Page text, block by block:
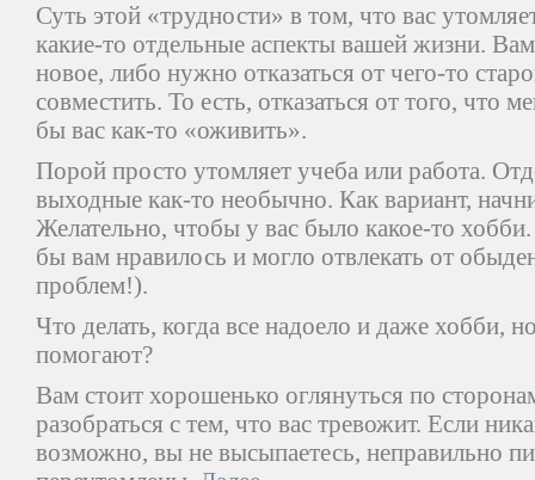
Суть этой «трудности» в том, что вас
какие-то отдельные аспекты вашей жизни.
новое, либо нужно отказаться от чего-то
совместить. То есть, отказаться от того, что
бы вас как-то «оживить».
Порой просто утомляет учеба или работа.
выходные как-то необычно. Как вариант,
Желательно, чтобы у вас было какое-то
бы вам нравилось и могло отвлекать от
проблем!).
Что делать, когда все надоело и даже хобби,
помогают?
Вам стоит хорошенько оглянуться по
разобраться с тем, что вас тревожит. Если
возможно, вы не высыпаетесь, неправильно